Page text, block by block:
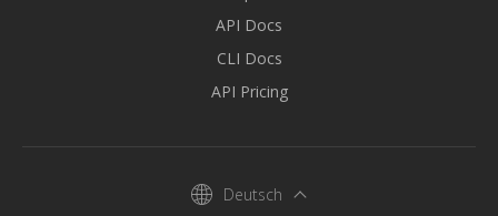
API Docs
CLI Docs
API Pricing
Deutsch